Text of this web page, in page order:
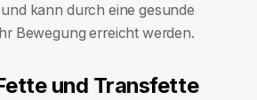
kann durch eine gesunde
Bewegung erreicht werden.
und Transfette